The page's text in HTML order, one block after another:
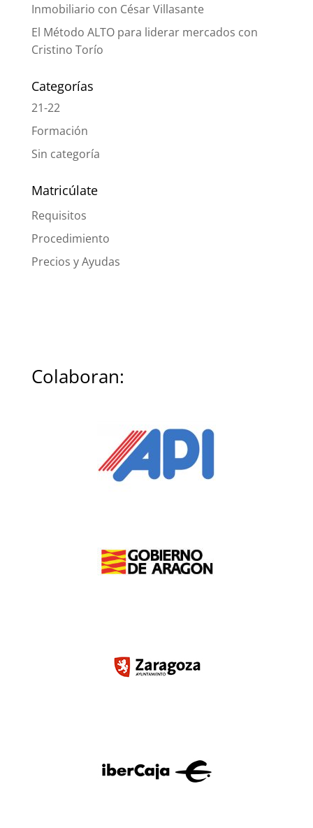
Inmobiliario con César Villasante
El Método ALTO para liderar mercados con
Cristino Torío
Categorías
21-22
Formación
Sin categoría
Matricúlate
Requisitos
Procedimiento
Precios y Ayudas
Colaboran: